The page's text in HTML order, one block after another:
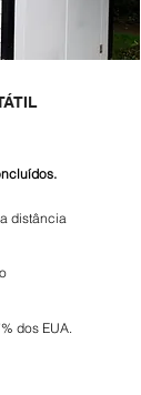
distância
dos EUA.